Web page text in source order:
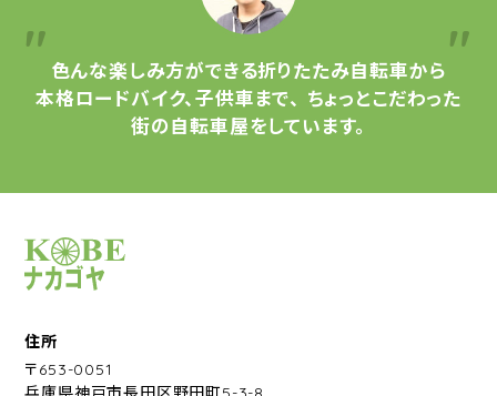
色んな楽しみ方ができる折りたたみ自転車から
本格ロードバイク、子供車まで、 ちょっとこだわった
街の自転車屋をしています。
サイクルショップナカゴヤ
住所
〒653-0051